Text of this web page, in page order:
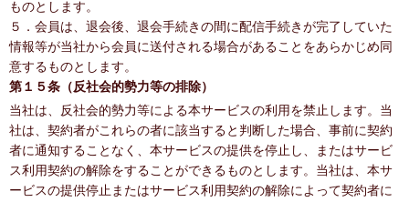
ものとします。
５．会員は、退会後、退会手続きの間に配信手続きが完了していた
情報等が当社から会員に送付される場合があることをあらかじめ同
意するものとします。
第１５条（反社会的勢力等の排除）
当社は、反社会的勢力等による本サービスの利用を禁止します。当
社は、契約者がこれらの者に該当すると判断した場合、事前に契約
者に通知することなく、本サービスの提供を停止し、またはサービ
ス利用契約の解除をすることができるものとします。当社は、本サ
ービスの提供停止またはサービス利用契約の解除によって契約者に